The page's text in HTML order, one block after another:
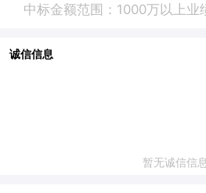
中标金额范围：1000万以上业
诚信信息
暂无诚信信息